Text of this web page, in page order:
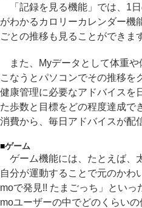
「記録を見る機能」では、1
がわかるカロリーカレンダー機
ごとの推移も見ることができま
また、Myデータとして体重や
こなうとパソコンでその推移を
健康管理に必要なアドバイスを
た歩数と目標をどの程度達成で
消費から、毎日アドバイスが配
■ゲーム
ゲーム機能には、たとえば、
自分が運動することで元のかわ
moで発見!! たまごっち」とい
moユーザーの中でどのくらい